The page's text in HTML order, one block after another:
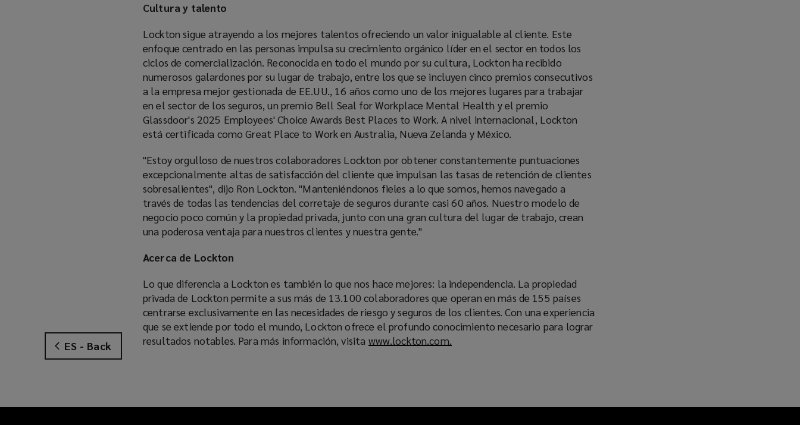
ES - Back
Cultura y talento
Lockton sigue atrayendo a los mejores talentos ofreciendo un valor inigualable al cliente. Este
enfoque centrado en las personas impulsa su crecimiento orgánico líder en el sector en todos los
ciclos de comercialización. Reconocida en todo el mundo por su cultura, Lockton ha recibido
numerosos galardones por su lugar de trabajo, entre los que se incluyen cinco premios consecutivos
a la empresa mejor gestionada de EE.UU., 16 años como uno de los mejores lugares para trabajar
en el sector de los seguros, un premio Bell Seal for Workplace Mental Health y el premio
Glassdoor's 2025 Employees' Choice Awards Best Places to Work. A nivel internacional, Lockton
está certificada como Great Place to Work en Australia, Nueva Zelanda y México.
"Estoy orgulloso de nuestros colaboradores Lockton por obtener constantemente puntuaciones
excepcionalmente altas de satisfacción del cliente que impulsan las tasas de retención de clientes
sobresalientes", dijo Ron Lockton. "Manteniéndonos fieles a lo que somos, hemos navegado a
través de todas las tendencias del corretaje de seguros durante casi 60 años. Nuestro modelo de
negocio poco común y la propiedad privada, junto con una gran cultura del lugar de trabajo, crean
una poderosa ventaja para nuestros clientes y nuestra gente."
Acerca de Lockton
Lo que diferencia a Lockton es también lo que nos hace mejores: la independencia. La propiedad
privada de Lockton permite a sus más de 13.100 colaboradores que operan en más de 155 países
centrarse exclusivamente en las necesidades de riesgo y seguros de los clientes. Con una experiencia
que se extiende por todo el mundo, Lockton ofrece el profundo conocimiento necesario para lograr
resultados notables. Para más información, visita www.lockton.com.
s